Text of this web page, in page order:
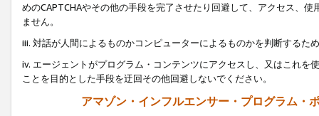
めのCAPTCHAやその他の手段を完了させたり回避して、アクセス、
ません。
iii. 対話が人間によるものかコンピューターによるものかを判断するた
iv. エージェントがプログラム・コンテンツにアクセスし、又はこれ
ことを目的とした手段を迂回その他回避しないでください。
アマゾン・インフルエンサー・プログラム・